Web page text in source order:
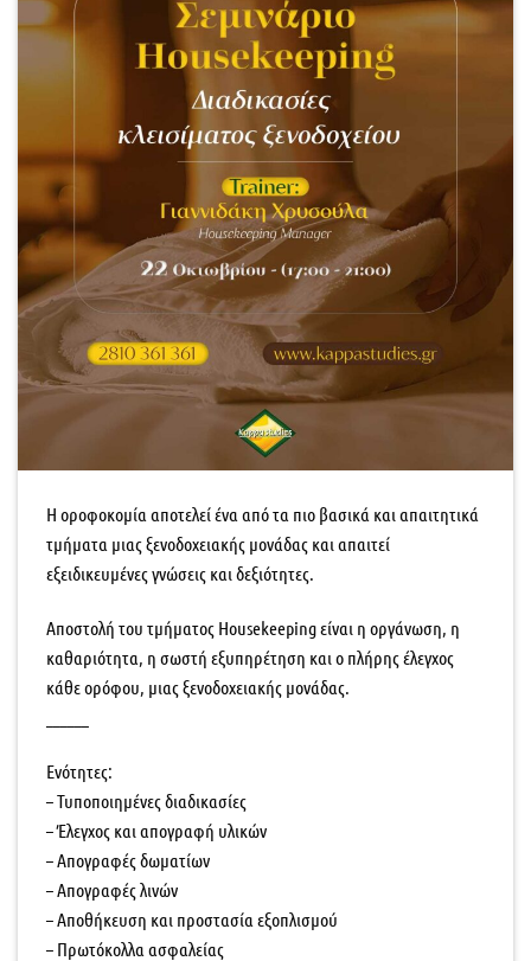
Η οροφοκομία αποτελεί ένα από τα πιο βασικά και απαιτητικά
τμήματα μιας ξενοδοχειακής μονάδας και απαιτεί
εξειδικευμένες γνώσεις και δεξιότητες.
Αποστολή του τμήματος Housekeeping είναι η οργάνωση, η
καθαριότητα, η σωστή εξυπηρέτηση και ο πλήρης έλεγχος
κάθε ορόφου, μιας ξενοδοχειακής μονάδας.
Ενότητες:
– Τυποποιημένες διαδικασίες
– Έλεγχος και απογραφή υλικών
– Απογραφές δωματίων
– Απογραφές λινών
– Αποθήκευση και προστασία εξοπλισμού
– Πρωτόκολλα ασφαλείας